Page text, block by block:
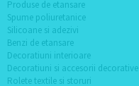
Produse de etansare
Spume poliuretanice
Silicoane si adezivi
Benzi de etansare
Decoratiuni interioare
Decoratiuni si accesorii decorative
Rolete textile si storuri